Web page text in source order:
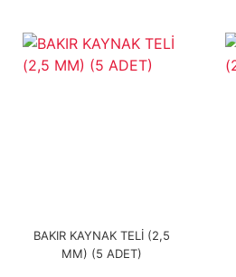
BAKIR KAYNAK TELİ (2,5
MM) (5 ADET)